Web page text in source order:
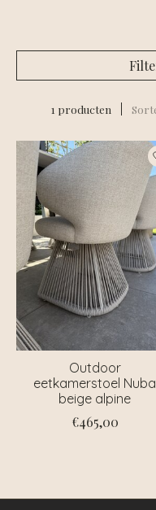
1 producten
Outdoor
eetkamerstoel Nuba
beige alpine
€465,00